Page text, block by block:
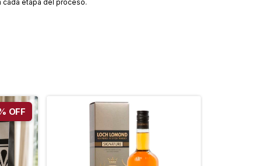
cada etapa del proceso.
OFF